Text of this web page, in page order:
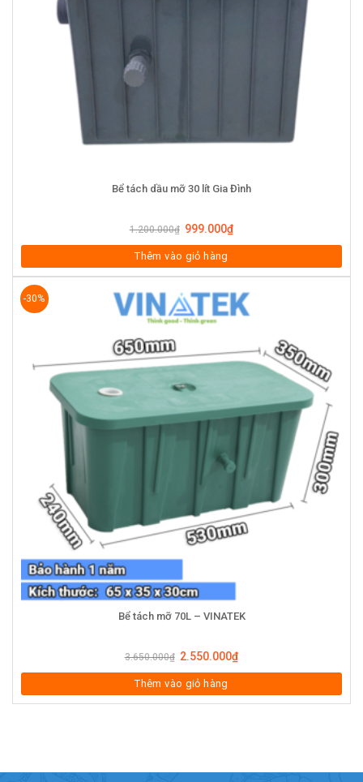
Bể tách dầu mỡ 30 lít Gia Đình
1.200.000₫ 999.000₫
Thêm vào giỏ hàng
-30%
Bể tách mỡ 70L – VINATEK
3.650.000₫ 2.550.000₫
Thêm vào giỏ hàng